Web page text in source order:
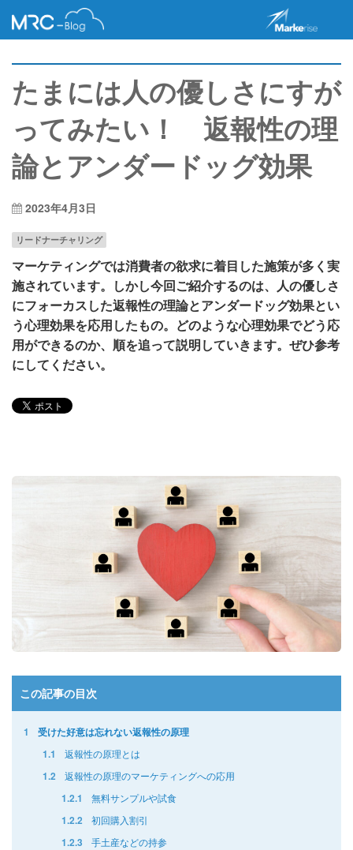
たまには人の優しさにすが
ってみたい！ 返報性の理
論とアンダードッグ効果
2023年4月3日
リードナーチャリング
マーケティングでは消費者の欲求に着目した施策が多く実
施されています。しかし今回ご紹介するのは、人の優しさ
にフォーカスした返報性の理論とアンダードッグ効果とい
う心理効果を応用したもの。どのような心理効果でどう応
用ができるのか、順を追って説明していきます。ぜひ参考
にしてください。
この記事の目次
1
受けた好意は忘れない返報性の原理
1.1
返報性の原理とは
1.2
返報性の原理のマーケティングへの応用
1.2.1
無料サンプルや試食
1.2.2
初回購入割引
1.2.3
手土産などの持参